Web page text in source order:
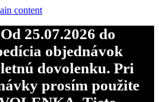
content
25.07.2026 do
objednávok
dovolenku. Pri
prosím použite